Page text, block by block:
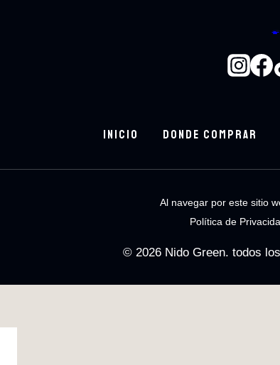
INICIO DONDE COMPRAR
Al navegar por este sitio
Política de
© 2026 Nido Green. todos